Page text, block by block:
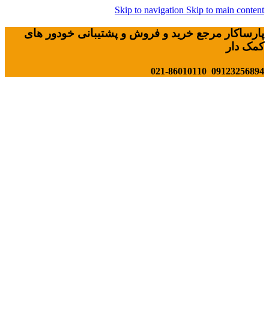
Skip to navigation Skip to main content
پارساکار مرجع خرید و فروش و پشتیبانی خودور های
کمک دار
09123256894 021-86010110